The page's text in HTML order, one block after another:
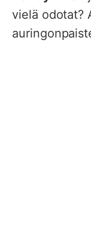
vielä odotat?